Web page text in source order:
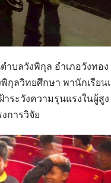
ำบลวังพิกุล อำเภอวังทอง
กุลวิทยศึกษา พานักเรียน
ระวังความรุนแรงในผู้สูง
การวิจัย